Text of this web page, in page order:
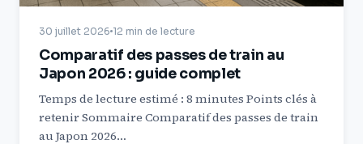
30 juillet 2026 12 min de lecture
Comparatif des passes de train au
Japon 2026 : guide complet
Temps de lecture estimé : 8 minutes Points clés à
retenir Sommaire Comparatif des passes de train
au Japon 2026…